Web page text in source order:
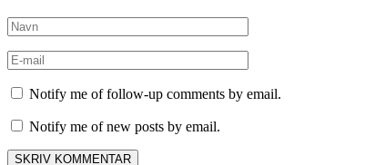
Notify me of follow-up comments by email.
Notify me of new posts by email.